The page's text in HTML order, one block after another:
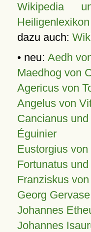
Wikipedia
Heiligenlexikon
dazu auch:
• neu: Aedh
Maedhog von
Agericus von
Angelus von
Cancianus
Éguinier
Eustorgius
Fortunatus
Franziskus
Georg Gervase
Johannes
Johannes